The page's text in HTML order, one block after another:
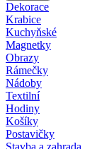
Dekorace
Krabice
Kuchyňské
Magnetky
Obrazy
Rámečky
Nádoby
Textilní
Hodiny
Košíky
Postavičky